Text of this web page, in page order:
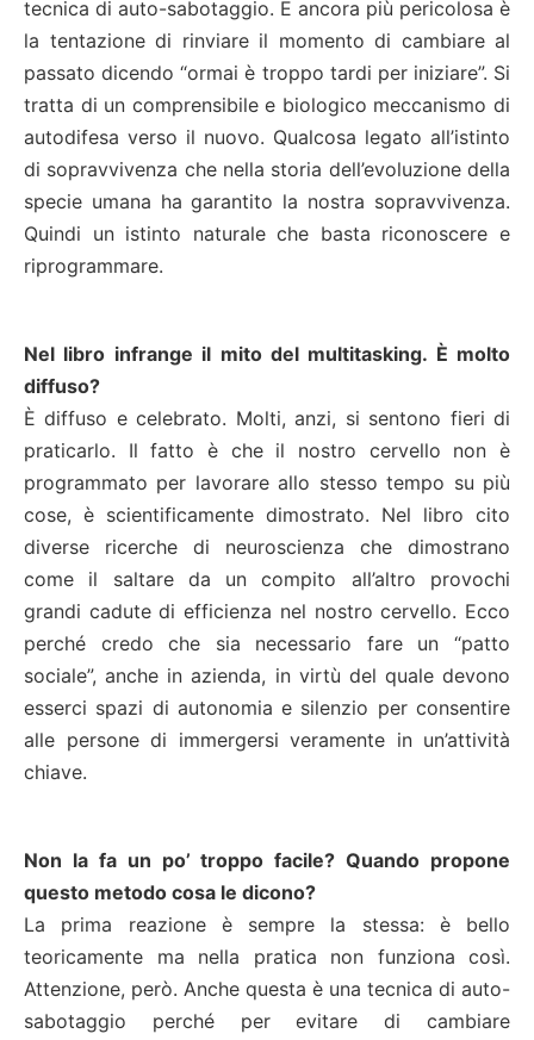
tecnica di auto-sabotaggio. E ancora più pericolosa è
la tentazione di rinviare il momento di cambiare al
passato dicendo “ormai è troppo tardi per iniziare”. Si
tratta di un comprensibile e biologico meccanismo di
autodifesa verso il nuovo. Qualcosa legato all’istinto
di sopravvivenza che nella storia dell’evoluzione della
specie umana ha garantito la nostra sopravvivenza.
Quindi un istinto naturale che basta riconoscere e
riprogrammare.
Nel libro infrange il mito del multitasking. È molto
diffuso?
È diffuso e celebrato. Molti, anzi, si sentono fieri di
praticarlo. Il fatto è che il nostro cervello non è
programmato per lavorare allo stesso tempo su più
cose, è scientificamente dimostrato. Nel libro cito
diverse ricerche di neuroscienza che dimostrano
come il saltare da un compito all’altro provochi
grandi cadute di efficienza nel nostro cervello. Ecco
perché credo che sia necessario fare un “patto
sociale”, anche in azienda, in virtù del quale devono
esserci spazi di autonomia e silenzio per consentire
alle persone di immergersi veramente in un’attività
chiave.
Non la fa un po’ troppo facile? Quando propone
questo metodo cosa le dicono?
La prima reazione è sempre la stessa: è bello
teoricamente ma nella pratica non funziona così.
Attenzione, però. Anche questa è una tecnica di auto-
sabotaggio perché per evitare di cambiare